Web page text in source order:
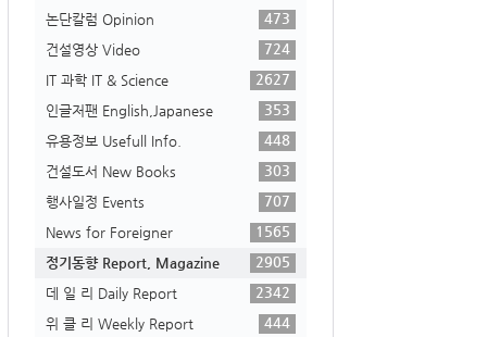
논단칼럼 Opinion
473
건설영상 Video
724
IT 과학 IT & Science
2627
인글저팬 English,Japanese
353
유용정보 Usefull Info.
448
건설도서 New Books
303
행사일정 Events
707
News for Foreigner
1565
정기동향 Report, Magazine
2905
데 일 리 Daily Report
2342
위 클 리 Weekly Report
444